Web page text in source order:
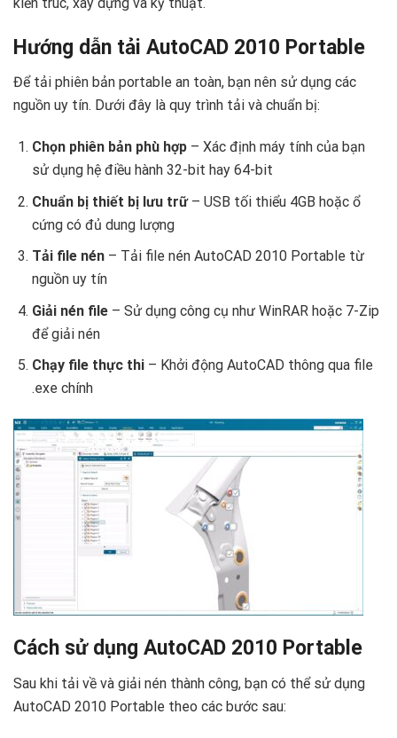
Hướng dẫn tải AutoCAD 2010 Portable
Để tải phiên bản portable an toàn, bạn nên sử dụng các
nguồn uy tín. Dưới đây là quy trình tải và chuẩn bị:
Chọn phiên bản phù hợp– Xác định máy tính của bạn
sử dụng hệ điều hành 32-bit hay 64-bit
Chuẩn bị thiết bị lưu trữ– USB tối thiểu 4GB hoặc ổ
cứng có đủ dung lượng
Tải file nén– Tải file nén AutoCAD 2010 Portable từ
nguồn uy tín
Giải nén file– Sử dụng công cụ như WinRAR hoặc 7-Zip
để giải nén
Chạy file thực thi– Khởi động AutoCAD thông qua file
.exe chính
Cách sử dụng AutoCAD 2010 Portable ️
Sau khi tải về và giải nén thành công, bạn có thể sử dụng
AutoCAD 2010 Portable theo các bước sau: